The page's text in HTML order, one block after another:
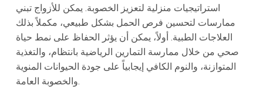
استراتيجيات منزلية لتعزيز الخصوبة. يمكن للأزواج تبني
ممارسات لتحسين فرص الحمل بشكل طبيعي، مكملاً بذلك
العلاجات الطبية. أولاً، يمكن أن يؤثر الحفاظ على نمط حياة
صحي من خلال ممارسة التمارين الرياضية بانتظام، والتغذية
المتوازنة، والنوم الكافي إيجابياً على جودة الحيوانات المنوية
والخصوبة العامة.